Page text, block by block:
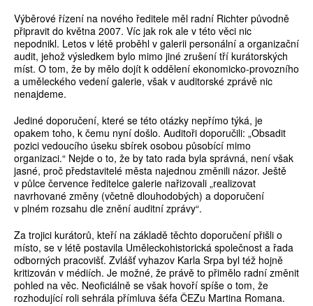
Výběrové řízení na nového ředitele měl radní Richter původně
připravit do května 2007. Víc jak rok ale v této věci nic
nepodnikl. Letos v létě proběhl v galerii personální a organizační
audit, jehož výsledkem bylo mimo jiné zrušení tří kurátorských
míst. O tom, že by mělo dojít k oddělení ekonomicko-provozního
a uměleckého vedení galerie, však v auditorské zprávě nic
nenajdeme.
Jediné doporučení, které se této otázky nepřímo týká, je
opakem toho, k čemu nyní došlo. Auditoři doporučili: „Obsadit
pozici vedoucího úseku sbírek osobou působící mimo
organizaci.“ Nejde o to, že by tato rada byla správná, není však
jasné, proč představitelé města najednou změnili názor. Ještě
v půlce července ředitelce galerie nařizovali „realizovat
navrhované změny (včetně dlouhodobých) a doporučení
v plném rozsahu dle znění auditní zprávy“.
Za trojici kurátorů, kteří na základě těchto doporučení přišli o
místo, se v létě postavila Uměleckohistorická společnost a řada
odborných pracovišť. Zvlášť vyhazov Karla Srpa byl též hojně
kritizován v médiích. Je možné, že právě to přimělo radní změnit
pohled na věc. Neoficiálně se však hovoří spíše o tom, že
rozhodující roli sehrála přímluva šéfa ČEZu Martina Romana.